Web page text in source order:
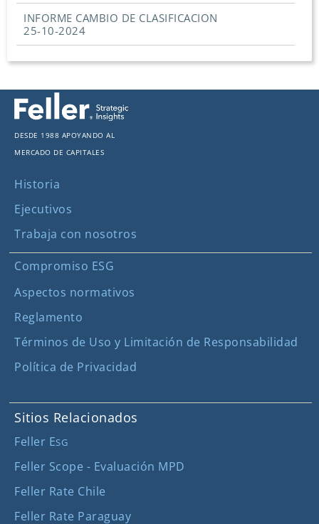
INFORME CAMBIO DE CLASIFICACION
25-10-2024
Desde 1988 apoyando al
mercado de capitales
Historia
Ejecutivos
Trabaja con nosotros
Compromiso ESG
Aspectos normativos
Reglamento
Términos de Uso y Limitación de Responsabilidad
Política de Privacidad
Sitios Relacionados
Feller ESG
Feller Scope - Evaluación MPD
Feller Rate Chile
Feller Rate Paraguay